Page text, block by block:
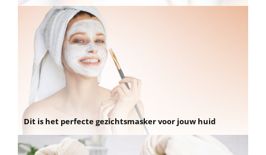
Dit is het perfecte gezichtsmasker voor jouw huid